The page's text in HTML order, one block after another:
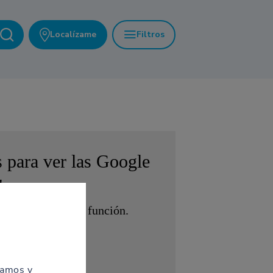
Localízame Filtros
para ver las Google
acceder a esta función.
y